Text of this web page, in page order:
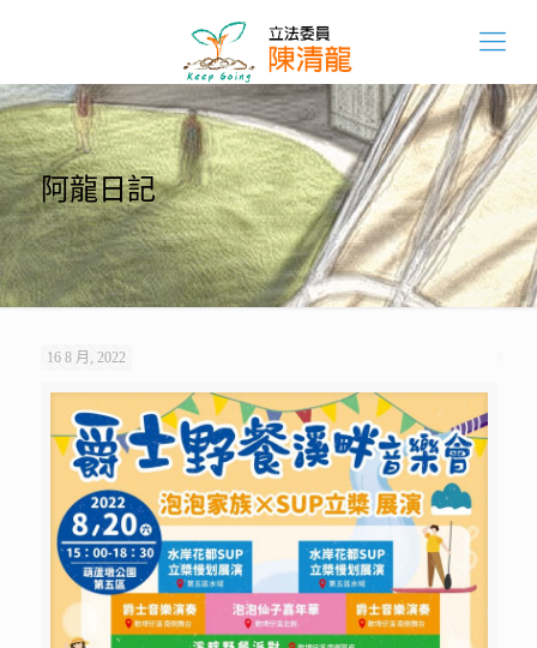
阿龍日記
16 8 月, 2022